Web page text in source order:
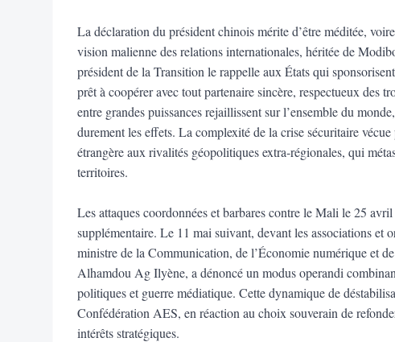
La déclaration du président chinois mérite d’être méditée,
vision malienne des relations internationales, héritée de
président de la Transition le rappelle aux États qui
prêt à coopérer avec tout partenaire sincère, respectueux des
entre grandes puissances rejaillissent sur l’ensemble du
durement les effets. La complexité de la crise sécuritaire
étrangère aux rivalités géopolitiques extra-régionales, qui
territoires.
Les attaques coordonnées et barbares contre le Mali le 25
supplémentaire. Le 11 mai suivant, devant les associations et
ministre de la Communication, de l’Économie numérique et
Alhamdou Ag Ilyène, a dénoncé un modus operandi
politiques et guerre médiatique. Cette dynamique de
Confédération AES, en réaction au choix souverain de
intérêts stratégiques.